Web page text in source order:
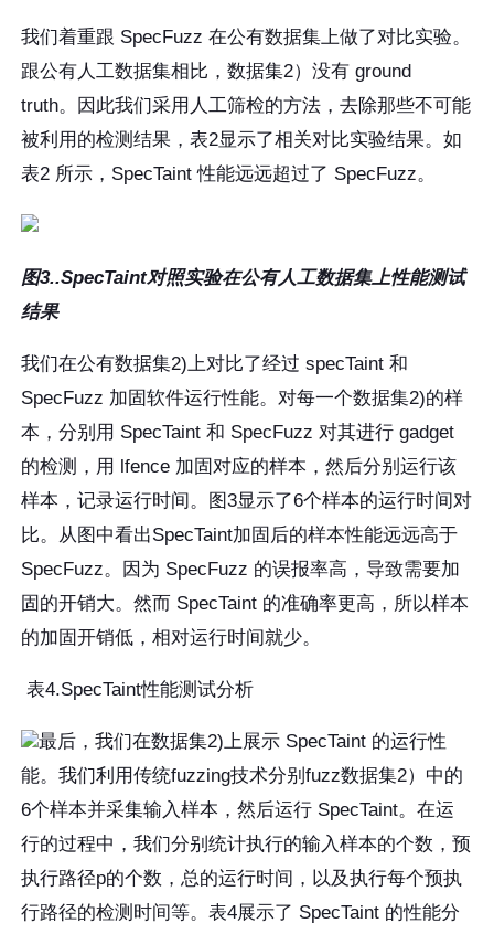
我们着重跟 SpecFuzz 在公有数据集上做了对比实验。
跟公有人工数据集相比，数据集2）没有 ground
truth。因此我们采用人工筛检的方法，去除那些不可能
被利用的检测结果，表2显示了相关对比实验结果。如
表2 所示，SpecTaint 性能远远超过了 SpecFuzz。
图3..SpecTaint对照实验在公有人工数据集上性能测试
结果
我们在公有数据集2)上对比了经过 specTaint 和
SpecFuzz 加固软件运行性能。对每一个数据集2)的样
本，分别用 SpecTaint 和 SpecFuzz 对其进行 gadget
的检测，用 lfence 加固对应的样本，然后分别运行该
样本，记录运行时间。图3显示了6个样本的运行时间对
比。从图中看出SpecTaint加固后的样本性能远远高于
SpecFuzz。因为 SpecFuzz 的误报率高，导致需要加
固的开销大。然而 SpecTaint 的准确率更高，所以样本
的加固开销低，相对运行时间就少。
表4.SpecTaint性能测试分析
最后，我们在数据集2)上展示 SpecTaint 的运行性
能。我们利用传统fuzzing技术分别fuzz数据集2）中的
6个样本并采集输入样本，然后运行 SpecTaint。在运
行的过程中，我们分别统计执行的输入样本的个数，预
执行路径p的个数，总的运行时间，以及执行每个预执
行路径的检测时间等。表4展示了 SpecTaint 的性能分